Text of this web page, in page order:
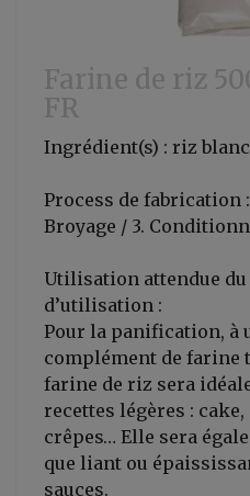
Farine de riz
FR
Ingrédient(s) : riz
Process de fabrication
Broyage / 3.
Utilisation attendue
d’utilisation :
Pour la panification, à
complément de farine
farine de riz sera
recettes légères :
crêpes… Elle sera
que liant ou
sauces.